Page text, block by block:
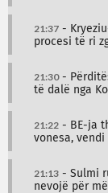
21:37 -
procesi të ri
21:30-
të dalë nga
21:22 - BE-ja
vonesa,
21:13 - Sulmi
nevojë për